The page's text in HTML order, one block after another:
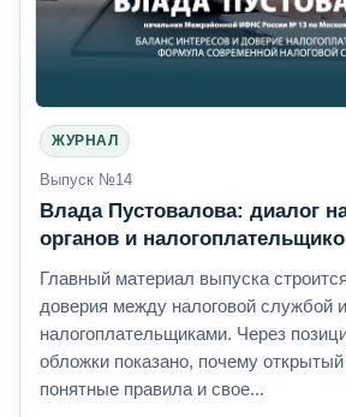
ЖУРНАЛ
Выпуск №14
Влада Пустовалова: диалог
органов и
Главный материал выпуска
доверия между налоговой службой и
налогоплательщиками. Через
обложки показано, почему открытый
понятные правила и свое...